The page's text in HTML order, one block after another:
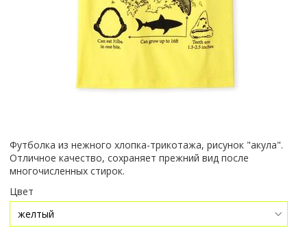
Футболка из нежного хлопка-трикотажа, рисунок "акула".
Отличное качество, сохраняет прежний вид после
многочисленных стирок.
Цвет